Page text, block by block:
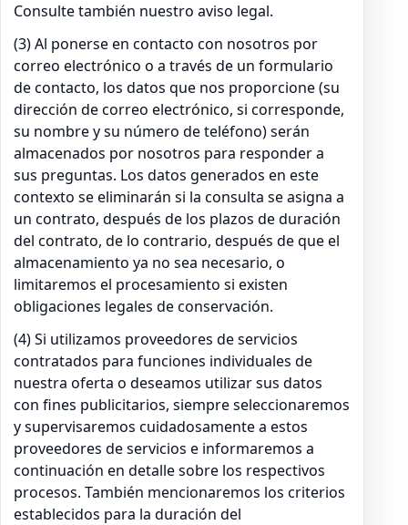
Consulte también nuestro aviso legal.
(3) Al ponerse en contacto con nosotros por
correo electrónico o a través de un formulario
de contacto, los datos que nos proporcione (su
dirección de correo electrónico, si corresponde,
su nombre y su número de teléfono) serán
almacenados por nosotros para responder a
sus preguntas. Los datos generados en este
contexto se eliminarán si la consulta se asigna a
un contrato, después de los plazos de duración
del contrato, de lo contrario, después de que el
almacenamiento ya no sea necesario, o
limitaremos el procesamiento si existen
obligaciones legales de conservación.
(4) Si utilizamos proveedores de servicios
contratados para funciones individuales de
nuestra oferta o deseamos utilizar sus datos
con fines publicitarios, siempre seleccionaremos
y supervisaremos cuidadosamente a estos
proveedores de servicios e informaremos a
continuación en detalle sobre los respectivos
procesos. También mencionaremos los criterios
establecidos para la duración del